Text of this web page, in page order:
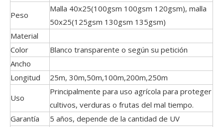
Peso
Malla 40x25(100gsm 100gsm 120gsm), malla
50x25(125gsm 130gsm 135gsm)
Material
Color
Blanco transparente o según su petición
Ancho
Longitud
25m, 30m,50m,100m,200m,250m
Uso
Principalmente para uso agrícola para proteger
cultivos, verduras o frutas del mal tiempo.
Garantía
5 años, depende de la cantidad de UV